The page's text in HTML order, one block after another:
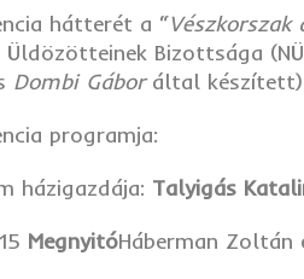
hátterét a “Vészkorszak
Üldözötteinek Bizottsága
Dombi Gáboráltal készített)
programja:
házigazdája: Talyigás
MegnyitóHáberman Zoltán